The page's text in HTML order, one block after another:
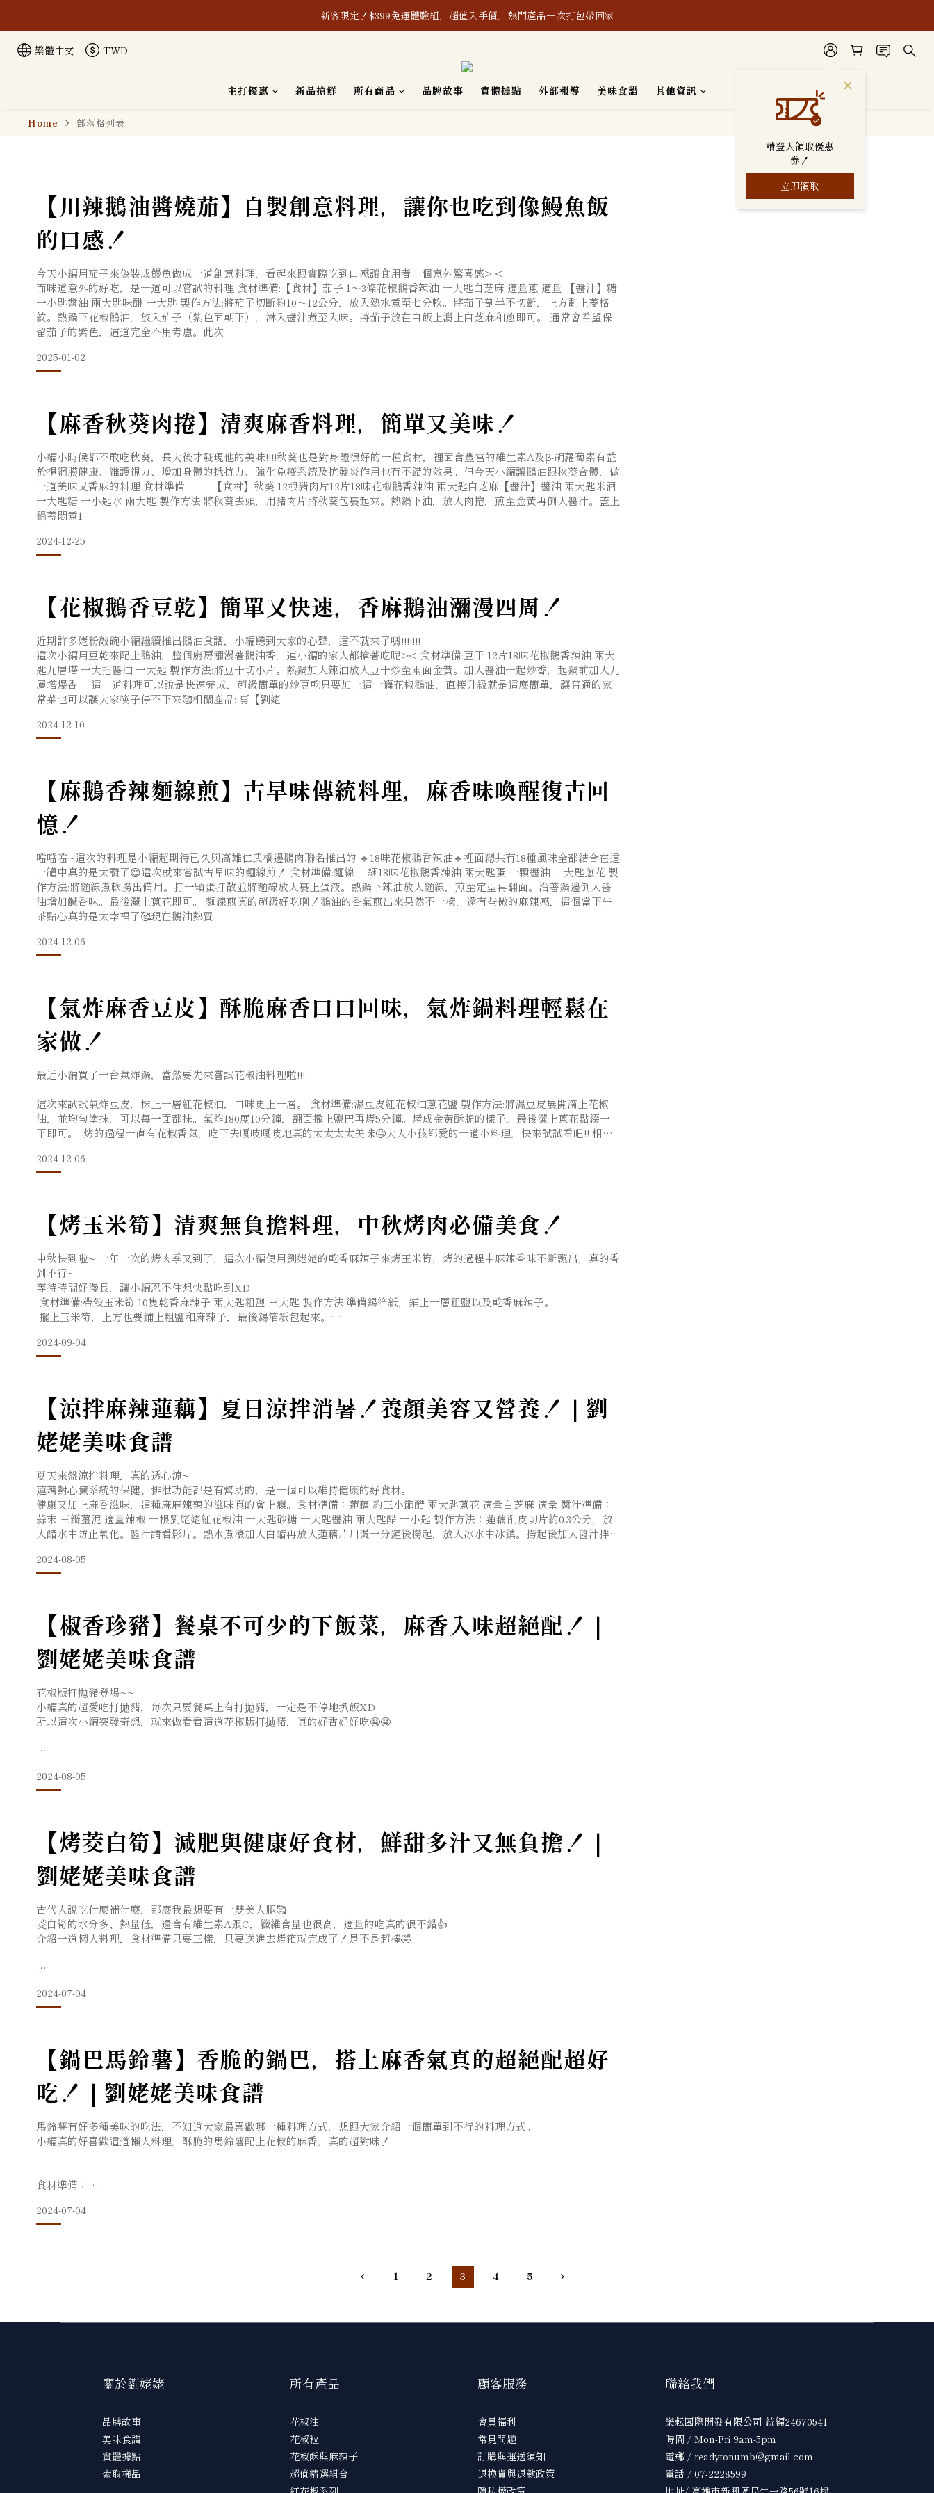
新客限定！$399免運體驗組，超值入手價，熱門產品一次打包帶回家
8/1-8/8｜消費滿$888現折$88、再贈購物金$88
本公司生產之含辣椒相關產品及其原料，皆通過「無」使用蘇丹紅檢驗認證，敬請安心使用。
新客限定！$399免運體驗組，超值入手價，熱門產品一次打包帶回家
繁體中文 TWD
請登入領取優惠
券！
立即領取
主打優惠 新品搶鮮 所有商品 品牌故事 實體據點 外部報導 美味食譜 其他資訊
Home 部落格列表
【川辣鵝油醬燒茄】自製創意料理，讓你也吃到像鰻魚飯
的口感！
今天小編用茄子來偽裝成鰻魚做成一道創意料理，看起來跟實際吃到口感讓食用者一個意外驚喜感> <
而味道意外的好吃，是一道可以嘗試的料理 食材準備:【食材】茄子 1～3條花椒鵝香辣油 一大匙白芝麻 適量蔥 適量 【醬汁】糖
一小匙醬油 兩大匙味醂 一大匙 製作方法:將茄子切斷約10～12公分，放入熱水煮至七分軟。將茄子剖半不切斷，上方劃上菱格
紋。熱鍋下花椒鵝油，放入茄子（紫色面朝下），淋入醬汁煮至入味。將茄子放在白飯上灑上白芝麻和蔥即可。 通常會希望保
留茄子的紫色，這道完全不用考慮。此次
2025-01-02
【麻香秋葵肉捲】清爽麻香料理，簡單又美味！
小編小時候都不敢吃秋葵，長大後才發現他的美味!!!!秋葵也是對身體很好的一種食材，裡面含豐富的維生素A及β-胡蘿蔔素有益
於視網膜健康、維護視力、增加身體的抵抗力、強化免疫系統及抗發炎作用也有不錯的效果。但今天小編讓鵝油跟秋葵合體，做
一道美味又香麻的料理 食材準備: 【食材】秋葵 12根豬肉片12片18味花椒鵝香辣油 兩大匙白芝麻【醬汁】醬油 兩大匙米酒
一大匙糖 一小匙水 兩大匙 製作方法:將秋葵去頭，用豬肉片將秋葵包裹起來。熱鍋下油，放入肉捲，煎至金黃再倒入醬汁。蓋上
鍋蓋悶煮1
2024-12-25
【花椒鵝香豆乾】簡單又快速，香麻鵝油瀰漫四周！
近期許多姥粉敲碗小編繼續推出鵝油食譜，小編聽到大家的心聲，這不就來了嗎!!!!!!!
這次小編用豆乾來配上鵝油，整個廚房瀰漫著鵝油香，連小編的家人都搶著吃呢>< 食材準備:豆干 12片18味花椒鵝香辣油 兩大
匙九層塔 一大把醬油 一大匙 製作方法:將豆干切小片。熱鍋加入辣油放入豆干炒至兩面金黃。加入醬油一起炒香，起鍋前加入九
層塔爆香。 這一道料理可以說是快速完成，超級簡單的炒豆乾只要加上這一罐花椒鵝油，直接升級就是這麼簡單，讓普通的家
常菜也可以讓大家筷子停不下來🥰相關產品: 🛒【劉姥
2024-12-10
【麻鵝香辣麵線煎】古早味傳統料理，麻香味喚醒復古回
憶！
噹噹噹~這次的料理是小編超期待已久與高雄仁武橋邊鵝肉聯名推出的 🔸18味花椒鵝香辣油🔸裡面總共有18種風味全部結合在這
一罐中真的是太讚了😋這次就來嘗試古早味的麵線煎！ 食材準備:麵線 一綑18味花椒鵝香辣油 兩大匙蛋 一顆醬油 一大匙蔥花 製
作方法:將麵線煮軟撈出備用。打一顆蛋打散並將麵線放入裹上蛋液。熱鍋下辣油放入麵線，煎至定型再翻面。沿著鍋邊倒入醬
油增加鹹香味。最後灑上蔥花即可。 麵線煎真的超級好吃啊！鵝油的香氣煎出來果然不一樣，還有些微的麻辣感，這個當下午
茶點心真的是太幸福了🥰現在鵝油熱賣
2024-12-06
【氣炸麻香豆皮】酥脆麻香口口回味，氣炸鍋料理輕鬆在
家做！
最近小編買了一台氣炸鍋，當然要先來嘗試花椒油料理啦!!!
這次來試試氣炸豆皮，抹上一層紅花椒油，口味更上一層。 食材準備:濕豆皮紅花椒油蔥花鹽 製作方法:將濕豆皮展開滴上花椒
油，並均勻塗抹，可以每一面都抹。氣炸180度10分鐘，翻面撒上鹽巴再烤5分鐘。烤成金黃酥脆的樣子，最後灑上蔥花點綴一
下即可。 烤的過程一直有花椒香氣，吃下去嘎吱嘎吱地真的太太太太美味🤤大人小孩都愛的一道小料理，快來試試看吧!! 相關
2024-12-06
【烤玉米筍】清爽無負擔料理，中秋烤肉必備美食！
中秋快到啦~ 一年一次的烤肉季又到了，這次小編使用劉姥姥的乾香麻辣子來烤玉米筍，烤的過程中麻辣香味不斷飄出，真的香
到不行~
等待時間好漫長，讓小編忍不住想快點吃到XD
食材準備:帶殼玉米筍 10隻乾香麻辣子 兩大匙粗鹽 三大匙 製作方法:準備錫箔紙，鋪上一層粗鹽以及乾香麻辣子。
擺上玉米筍，上方也要鋪上粗鹽和麻辣子，最後錫箔紙包起來。
2024-09-04
【涼拌麻辣蓮藕】夏日涼拌消暑！養顏美容又營養！｜劉
姥姥美味食譜
夏天來盤涼拌料理，真的透心涼~
蓮藕對心臟系統的保健、排泄功能都是有幫助的，是一個可以維持健康的好食材。
健康又加上麻香滋味，這種麻麻辣辣的滋味真的會上癮。食材準備：蓮藕 約三小節醋 兩大匙蔥花 適量白芝麻 適量 醬汁準備：
蒜末 三瓣薑泥 適量辣椒 一根劉姥姥紅花椒油 一大匙砂糖 一大匙醬油 兩大匙醋 一小匙 製作方法：蓮藕削皮切片約0.3公分，放
入醋水中防止氧化。醬汁請看影片。熱水煮滾加入白醋再放入蓮藕片川燙一分鐘後撈起，放入冰水中冰鎮。撈起後加入醬汁拌均
2024-08-05
【椒香珍豬】餐桌不可少的下飯菜，麻香入味超絕配！｜
劉姥姥美味食譜
花椒版打拋豬登場~~
小編真的超愛吃打拋豬，每次只要餐桌上有打拋豬，一定是不停地扒飯XD
所以這次小編突發奇想，就來做看看這道花椒版打拋豬，真的好香好好吃🤤🤤
蒜末 三瓣
辣椒 一根
麻辣花椒油 一大匙
醬油 兩大匙
製作方法：
熱鍋冷油下蒜末爆香再下豬絞肉炒至八分熟，緊接著下糯米椒和辣椒。
這道真的超級非常簡單，而且好香好麻好好吃
2024-08-05
【烤茭白筍】減肥與健康好食材，鮮甜多汁又無負擔！｜
劉姥姥美味食譜
古代人說吃什麼補什麼，那麼我最想要有一雙美人腿🥰
茭白筍的水分多、熱量低，還含有維生素A跟C，纖維含量也很高，適量的吃真的很不錯👍
介紹一道懶人料理，食材準備只要三樣，只要送進去烤箱就完成了！是不是超棒🤣
劉姥姥大紅袍花椒 適量
製作方法：
準備錫箔紙上方舖上粗鹽和花椒，放上茭白筍再放上一些粗鹽和花椒，蓋上錫箔紙。
2024-07-04
【鍋巴馬鈴薯】香脆的鍋巴，搭上麻香氣真的超絕配超好
吃！｜劉姥姥美味食譜
馬鈴薯有好多種美味的吃法，不知道大家最喜歡哪一種料理方式，想跟大家介紹一個簡單到不行的料理方式。
小編真的好喜歡這道懶人料理，酥脆的馬鈴薯配上花椒的麻香，真的超對味！
食材準備：
馬鈴薯 兩顆
將馬鈴薯削皮，滾刀切塊，先沖水洗掉一些澱粉。
放入電鍋中外鍋半杯水先將馬鈴薯煮軟。
熱鍋加油使用半煎炸的方式將每一面的馬鈴薯煎至金黃。
2024-07-04
1 2 3 4 5
關於劉姥姥
品牌故事
美味食譜
實體據點
索取樣品
所有產品
花椒油
花椒粒
花椒酥與麻辣子
超值精選組合
顧客服務
會員福利
常見問題
訂購與運送須知
退換貨與退款政策
聯絡我們
樂耘國際開發有限公司 統編24670541
時間 / Mon-Fri 9am-5pm
電郵 / readytonumb@gmail.com
電話 / 07-2228599